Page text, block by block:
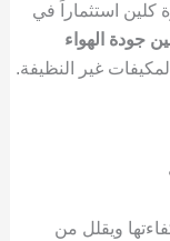
استثماراً في
جودة الهواء
غير النظيفة.
ويقلل من